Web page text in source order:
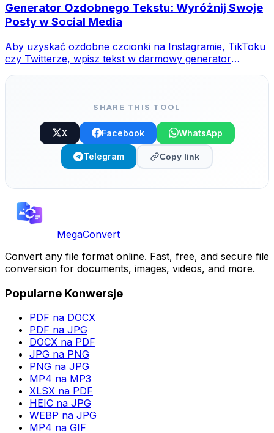
Generator Ozdobnego Tekstu: Wyróżnij Swoje
Posty w Social Media
Aby uzyskać ozdobne czcionki na Instagramie, TikToku
czy Twitterze, wpisz tekst w darmowy generator
SHARE THIS TOOL
X Facebook WhatsApp
Telegram Copy link
MegaConvert
Convert any file format online. Fast, free, and secure file
conversion for documents, images, videos, and more.
Popularne Konwersje
PDF na DOCX
PDF na JPG
DOCX na PDF
JPG na PNG
PNG na JPG
MP4 na MP3
XLSX na PDF
HEIC na JPG
WEBP na JPG
MP4 na GIF